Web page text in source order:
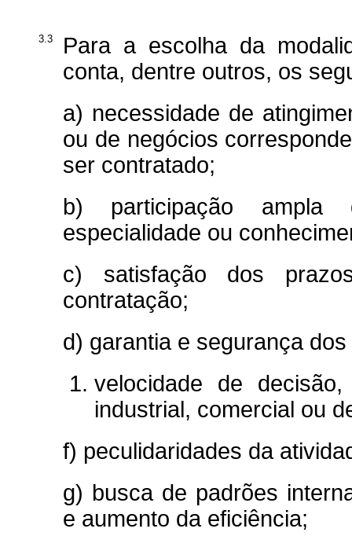
3.3
Para a escolha da
conta, dentre outros, os
a) necessidade de
ou de negócios
ser contratado;
b) participação ampla
especialidade ou
c) satisfação dos
contratação;
d) garantia e segurança
velocidade de
industrial, comercial ou
f) peculidaridades da
g) busca de padrões
e aumento da eficiência;